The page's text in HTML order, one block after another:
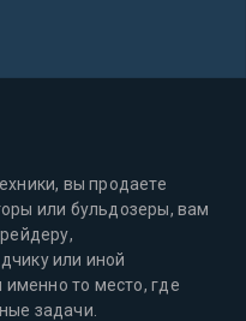
вы продаете
или бульдозеры, вам
или иной
именно то место, где
задачи.